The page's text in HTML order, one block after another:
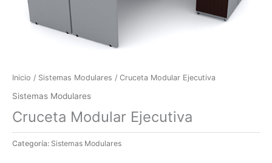
Inicio / Sistemas Modulares / Cruceta Modular Ejecutiva
Sistemas Modulares
Cruceta Modular Ejecutiva
Categoría: Sistemas Modulares